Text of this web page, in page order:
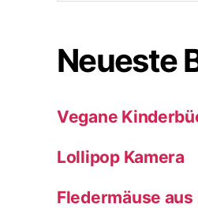
Neueste
Vegane
Lollipop Kamera
Fledermäuse